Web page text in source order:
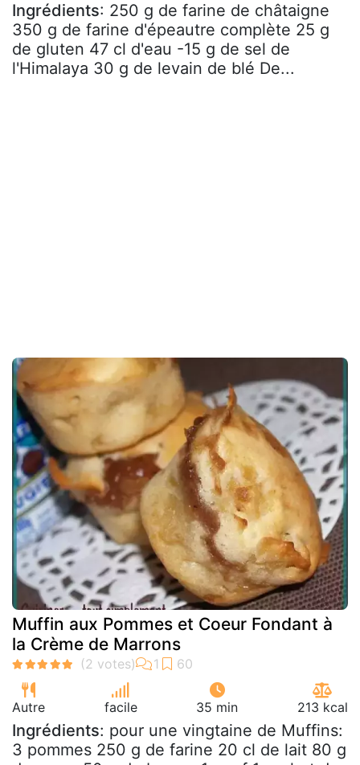
Ingrédients: 250 g de farine de châtaigne
350 g de farine d'épeautre complète 25 g
de gluten 47 cl d'eau -15 g de sel de
l'Himalaya 30 g de levain de blé De...
Muffin aux Pommes et Coeur Fondant à
la Crème de Marrons
Autre facile 35 min 213 kcal
Ingrédients: pour une vingtaine de Muffins:
3 pommes 250 g de farine 20 cl de lait 80 g